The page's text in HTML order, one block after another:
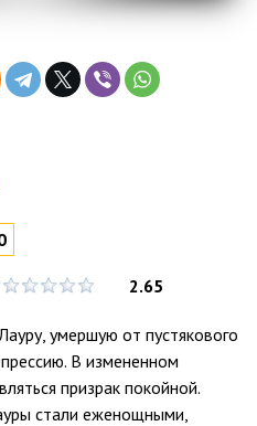
2.65
умершую от пустякового
В измененном
призрак покойной.
стали еженощными,